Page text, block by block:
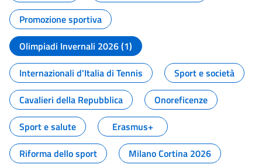
Promozione sportiva
Olimpiadi Invernali 2026 (1)
Internazionali d'Italia di Tennis
Sport e società
Cavalieri della Repubblica
Onoreficenze
Sport e salute
Erasmus+
Riforma dello sport
Milano Cortina 2026